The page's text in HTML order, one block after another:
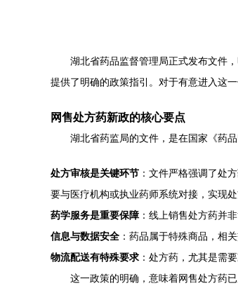
湖北省药品监督管理局正式发布文件
提供了明确的政策指引。对于有意进入这
网售处方药新政的核心要点
湖北省药监局的文件，是在国家《药
处方审核是关键环节 ：文件严格强调了处
要与医疗机构或执业药师系统对接，实现
药学服务是重要保障 ：线上销售处方药并
信息与数据安全 ：药品属于特殊商品，相
物流配送有特殊要求 ：处方药，尤其是需
这一政策的明确，意味着网售处方药已